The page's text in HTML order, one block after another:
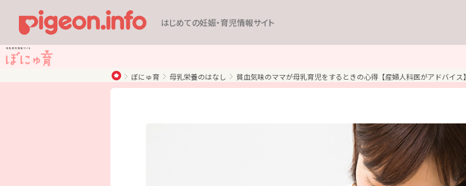
はじめての妊娠・育児情報サイト
ぼにゅ育 母乳栄養のはなし 貧血気味のママが母乳育児をするときの心得【産婦人科医がアドバイス】